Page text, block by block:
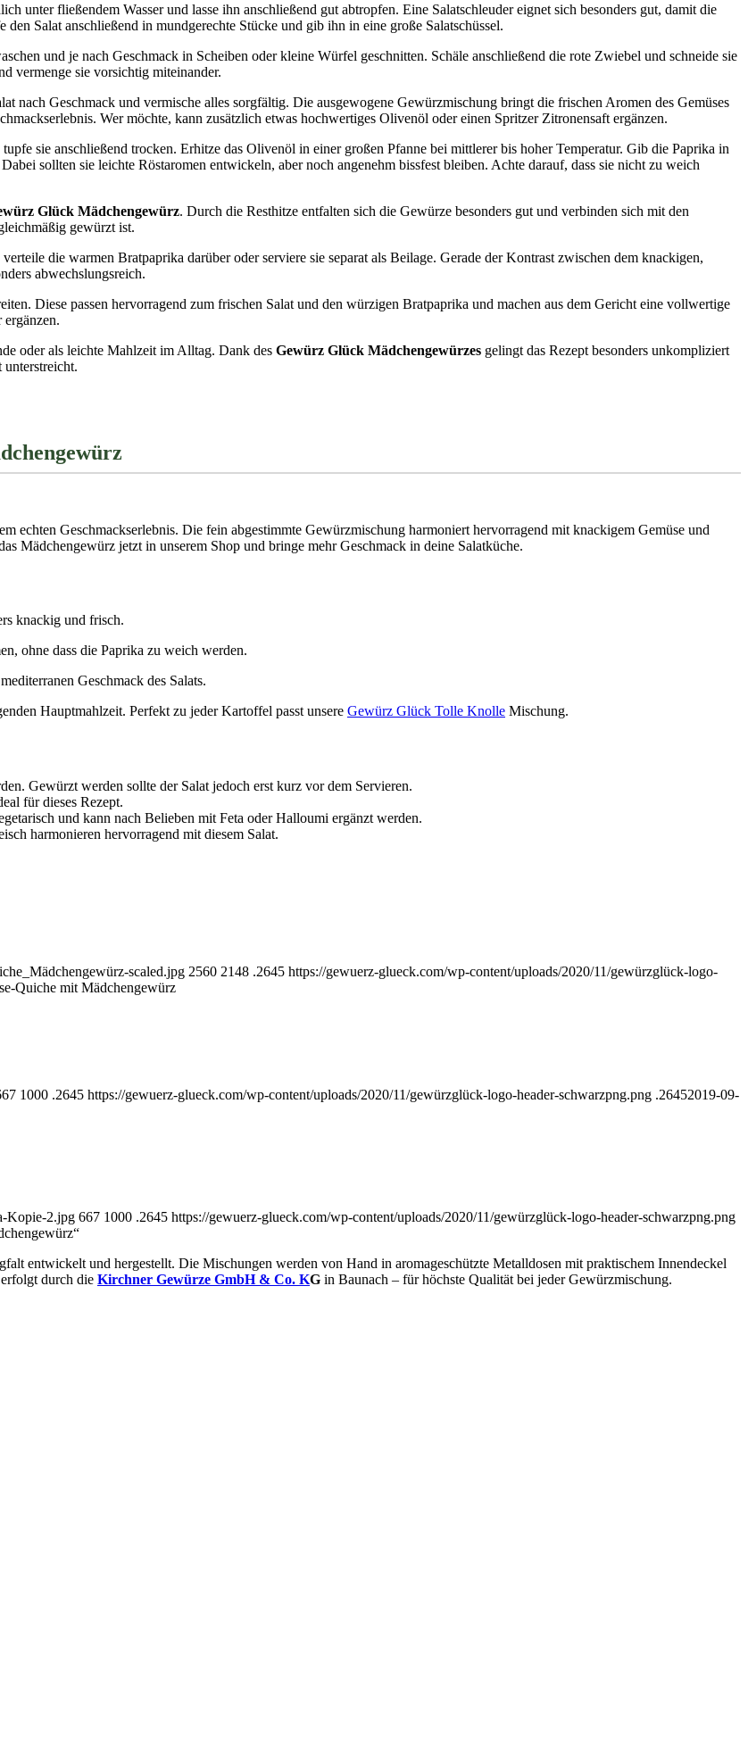
unter fließendem Wasser und lasse ihn anschließend gut abtropfen. Eine Salatschleuder eignet sich besonders gut, damit die
Salat anschließend in mundgerechte Stücke und gib ihn in eine große Salatschüssel.
und je nach Geschmack in Scheiben oder kleine Würfel geschnitten. Schäle anschließend die rote Zwiebel und schneide sie
vermenge sie vorsichtig miteinander.
nach Geschmack und vermische alles sorgfältig. Die ausgewogene Gewürzmischung bringt die frischen Aromen des Gemüses
Wer möchte, kann zusätzlich etwas hochwertiges Olivenöl oder einen Spritzer Zitronensaft ergänzen.
sie anschließend trocken. Erhitze das Olivenöl in einer großen Pfanne bei mittlerer bis hoher Temperatur. Gib die Paprika in
sollten sie leichte Röstaromen entwickeln, aber noch angenehm bissfest bleiben. Achte darauf, dass sie nicht zu weich
Glück Mädchengewürz. Durch die Resthitze entfalten sich die Gewürze besonders gut und verbinden sich mit den
gewürzt ist.
die warmen Bratpaprika darüber oder serviere sie separat als Beilage. Gerade der Kontrast zwischen dem knackigen,
abwechslungsreich.
Diese passen hervorragend zum frischen Salat und den würzigen Bratpaprika und machen aus dem Gericht eine vollwertige
oder als leichte Mahlzeit im Alltag. Dank des Gewürz Glück Mädchengewürzes gelingt das Rezept besonders unkompliziert
unterstreicht.
echten Geschmackserlebnis. Die fein abgestimmte Gewürzmischung harmoniert hervorragend mit knackigem Gemüse und
Mädchengewürz jetzt in unserem Shop und bringe mehr Geschmack in deine Salatküche.
knackig und frisch.
ohne dass die Paprika zu weich werden.
Geschmack des Salats.
Hauptmahlzeit. Perfekt zu jeder Kartoffel passt unsere Gewürz Glück Tolle Knolle Mischung.
Gewürzt werden sollte der Salat jedoch erst kurz vor dem Servieren.
für dieses Rezept.
und kann nach Belieben mit Feta oder Halloumi ergänzt werden.
harmonieren hervorragend mit diesem Salat.
scaled.jpg 2560 2148 .2645 https://gewuerz-glueck.com/wp-content/uploads/2020/11/gewürzglück-logo-
Quiche mit Mädchengewürz
1000 .2645 https://gewuerz-glueck.com/wp-content/uploads/2020/11/gewürzglück-logo-header-schwarzpng.png .26452019-09-
Kopie-2.jpg 667 1000 .2645 https://gewuerz-glueck.com/wp-content/uploads/2020/11/gewürzglück-logo-header-schwarzpng.png
entwickelt und hergestellt. Die Mischungen werden von Hand in aromageschützte Metalldosen mit praktischem Innendeckel
durch die Kirchner Gewürze GmbH & Co. KG in Baunach – für höchste Qualität bei jeder Gewürzmischung.